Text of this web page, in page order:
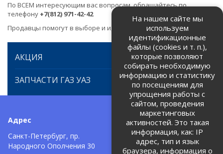
По ВСЕМ интересующим вас вопросам, обращайтесь по
телефону +7(812) 971-42-42
Продавцы помогут в выборе и идентификации товара.
АКЦИЯ
ЗАПЧАСТИ ГАЗ УАЗ
Адрес
Санкт-Петербург, пр.
Народного Ополчения 30
Телефоны:
+7 (812) 971-42-42
Политика об обработке и
На нашем сайте мы
используем
идентификационные
файлы (cookies и т. п.),
которые позволяют
собирать необходимую
информацию и статистику
по посещениям для
упрощения работы с
сайтом, проведения
маркетинговых
активностей. Это такая
информация, как: IP
адрес, тип и язык
браузера, информация о